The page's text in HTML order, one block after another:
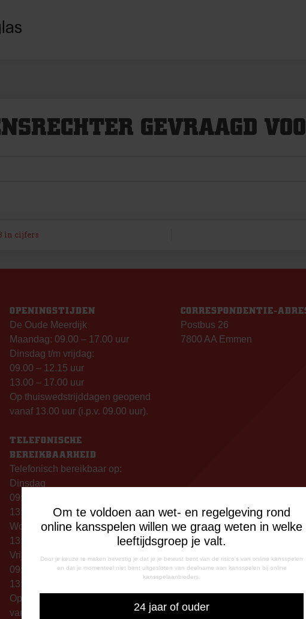
Om te voldoen aan wet- en regelgeving rond
online kansspelen willen we graag weten in welke
leeftijdsgroep je valt.
Door je keuze te maken bevestig je dat je je bewust bent van de risico's van online kansspelen
en dat je momenteel niet bent uitgesloten van deelname aan kansspelen bij online
kansspelaanbieders.
24 jaar of ouder
GEVRAAGD
in cijfers
OPENINGSTIJDEN
De Oude Meerdijk
Maandag: 09.00 – 17.00 uur
Dinsdag t/m vrijdag:
09.00 – 12.15 uur
13.00 – 17.00 uur
Op thuiswedstrijddagen geopend
vanaf 13.00 uur (i.p.v. 09.00 uur).
TELEFONISCHE
BEREIKBAARHEID
Telefonisch bereikbaar op:
Dinsdag
09:00 - 12:15 uur
13:00 - 17:00 uur
Woensdag
13:00 - 17:00 uur
Vrijdag
09:00 - 12:15 uur
13:00 - 17:00 uur
Op thuiswedstrijddagen bereikbaar
vanaf 13:00 - 20:00 uur
CORRESPONDENTIE-
Postbus 26
7800 AA Emmen